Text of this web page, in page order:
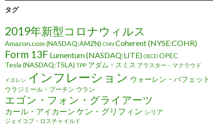
タグ
2019年新型コロナウィルス
Amazon.com (NASDAQ:AMZN) CNN Coherent (NYSE:COHR)
Form 13F Lumentum (NASDAQ:LITE) OECD OPEC
Tesla (NASDAQ:TSLA) TPP アダム・スミス アラスター・マクラウド
イエレン インフレーション ウォーレン・バフェット
ウラジミール・プーチン ウラン
エゴン・フォン・グライアーツ
カール・アイカーン ケン・グリフィン シリア
ジェイコブ・ロスチャイルド